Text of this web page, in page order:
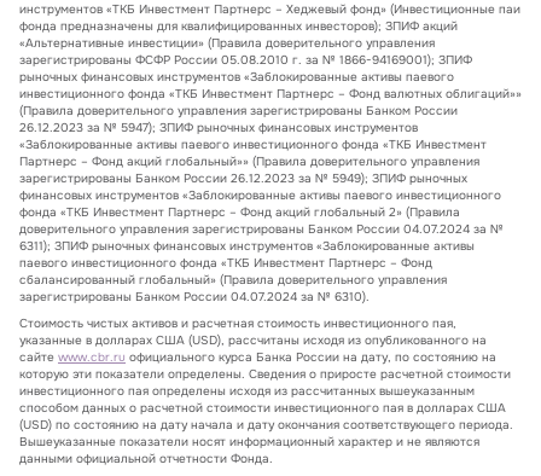
инструментов «ТКБ Инвестмент Партнерс – Хеджевый фонд» (Инвестиционные паи
фонда предназначены для квалифицированных инвесторов); ЗПИФ акций
«Альтернативные инвестиции» (Правила доверительного управления
зарегистрированы ФСФР России 05.08.2010 г. за № 1866-94169001); ЗПИФ
рыночных финансовых инструментов «Заблокированные активы паевого
инвестиционного фонда «ТКБ Инвестмент Партнерс – Фонд валютных облигаций»»
(Правила доверительного управления зарегистрированы Банком России
26.12.2023 за № 5947); ЗПИФ рыночных финансовых инструментов
«Заблокированные активы паевого инвестиционного фонда «ТКБ Инвестмент
Партнерс – Фонд акций глобальный»» (Правила доверительного управления
зарегистрированы Банком России 26.12.2023 за № 5949); ЗПИФ рыночных
финансовых инструментов «Заблокированные активы паевого инвестиционного
фонда «ТКБ Инвестмент Партнерс – Фонд акций глобальный 2» (Правила
доверительного управления зарегистрированы Банком России 04.07.2024 за №
6311); ЗПИФ рыночных финансовых инструментов «Заблокированные активы
паевого инвестиционного фонда «ТКБ Инвестмент Партнерс – Фонд
сбалансированный глобальный» (Правила доверительного управления
зарегистрированы Банком России 04.07.2024 за № 6310).
Стоимость чистых активов и расчетная стоимость инвестиционного пая,
указанные в долларах США (USD), рассчитаны исходя из опубликованного на
сайте www.cbr.ru официального курса Банка России на дату, по состоянию на
которую эти показатели определены. Сведения о приросте расчетной стоимости
инвестиционного пая определены исходя из рассчитанных вышеуказанным
способом данных о расчетной стоимости инвестиционного пая в долларах США
(USD) по состоянию на дату начала и дату окончания соответствующего периода.
Вышеуказанные показатели носят информационный характер и не являются
данными официальной отчетности Фонда.